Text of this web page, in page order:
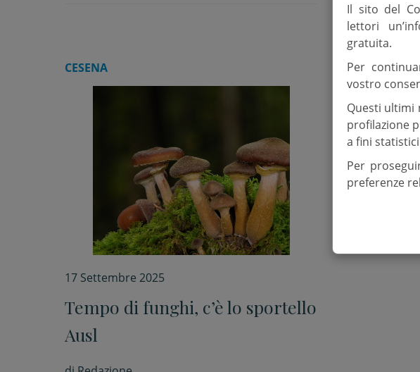
CESENA
17 Settembre 2025
Tempo di funghi, c’è lo sportello
Ausl
Il sito del
lettori
gratuita.
Per
vostro
Questi ultimi
profilazione
a fini
Per
preferenze